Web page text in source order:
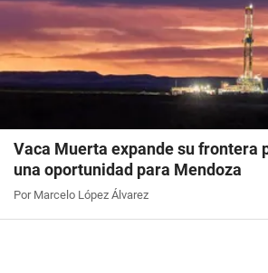
Vaca Muerta expande su frontera
una oportunidad para Mendoza
Por Marcelo López Álvarez